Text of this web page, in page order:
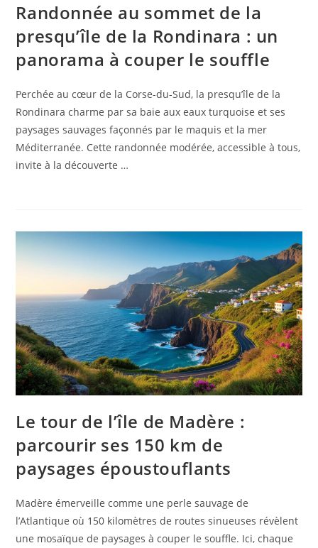
Randonnée au sommet de la
presqu’île de la Rondinara : un
panorama à couper le souffle
Perchée au cœur de la Corse-du-Sud, la presqu’île de la
Rondinara charme par sa baie aux eaux turquoise et ses
paysages sauvages façonnés par le maquis et la mer
Méditerranée. Cette randonnée modérée, accessible à tous,
invite à la découverte …
Le tour de l’île de Madère :
parcourir ses 150 km de
paysages époustouflants
Madère émerveille comme une perle sauvage de
l’Atlantique où 150 kilomètres de routes sinueuses révèlent
une mosaïque de paysages à couper le souffle. Ici, chaque